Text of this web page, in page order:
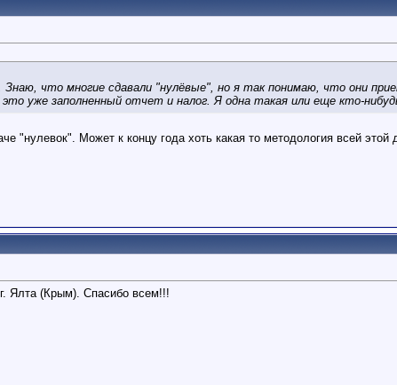
что многие сдавали "нулёвые", но я так понимаю, что они
уже заполненный отчет и налог. Я одна такая или еще кто-
"нулевок". Может к концу года хоть какая то методология всей
Ялта (Крым). Спасибо всем!!!